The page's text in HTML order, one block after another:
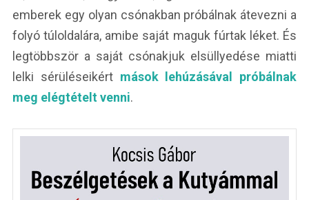
emberek egy olyan csónakban próbálnak átevezni a
folyó túloldalára, amibe saját maguk fúrtak léket. És
legtöbbször a saját csónakjuk elsüllyedése miatti
lelki sérüléseikért mások lehúzásával próbálnak
meg elégtételt venni.